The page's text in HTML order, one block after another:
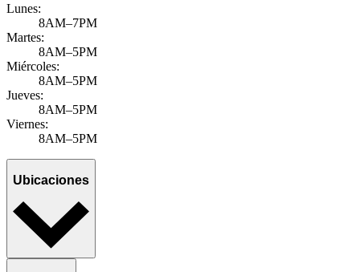
Lunes:
8AM–7PM
Martes:
8AM–5PM
Miércoles:
8AM–5PM
Jueves:
8AM–5PM
Viernes:
8AM–5PM
Ubicaciones